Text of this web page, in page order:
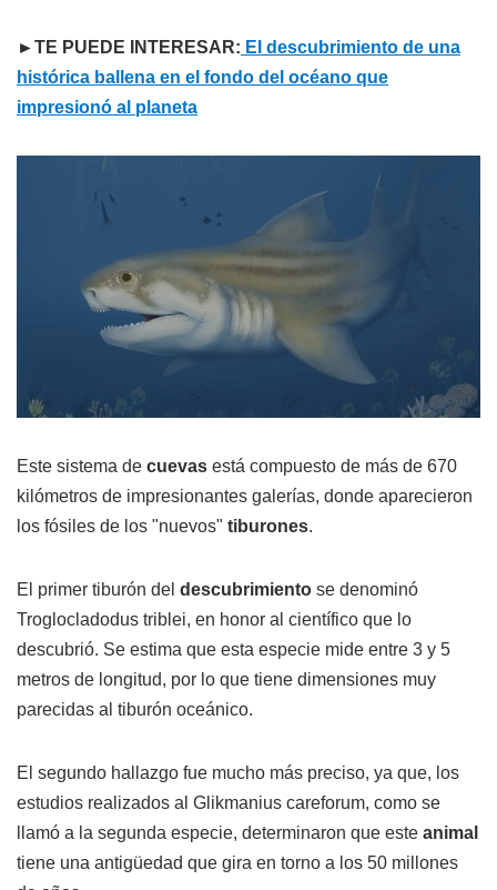
►TE PUEDE INTERESAR: El descubrimiento de una
histórica ballena en el fondo del océano que
impresionó al planeta
Este sistema de cuevas está compuesto de más de 670
kilómetros de impresionantes galerías, donde aparecieron
los fósiles de los "nuevos" tiburones.
El primer tiburón del descubrimiento se denominó
Troglocladodus triblei, en honor al científico que lo
descubrió. Se estima que esta especie mide entre 3 y 5
metros de longitud, por lo que tiene dimensiones muy
parecidas al tiburón oceánico.
El segundo hallazgo fue mucho más preciso, ya que, los
estudios realizados al Glikmanius careforum, como se
llamó a la segunda especie, determinaron que este animal
tiene una antigüedad que gira en torno a los 50 millones